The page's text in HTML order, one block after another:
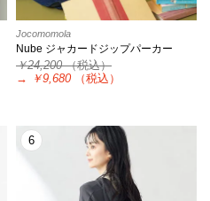
Jocomomola
Nube ジャカードジップパーカー
￥24,200（税込）
→
￥9,680 （税込）
6